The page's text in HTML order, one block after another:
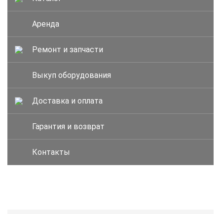
Аренда
Ремонт и запчасти
Выкуп оборудования
Доставка и оплата
Гарантия и возврат
Контакты